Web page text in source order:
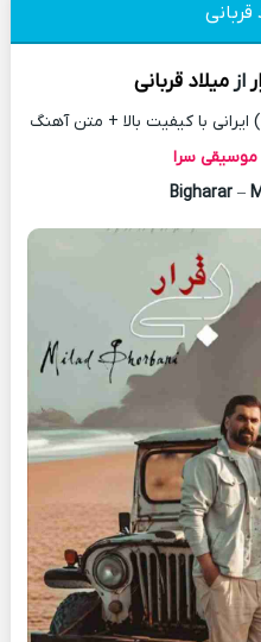
قربانی
ازمیلاد قربانی
با کیفیت بالا + متن آهنگ
موسیقی سرا
Bigharar–